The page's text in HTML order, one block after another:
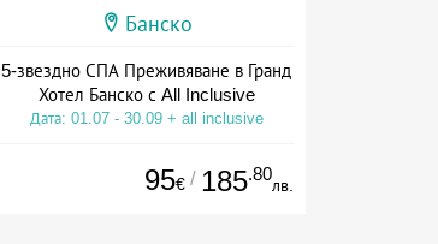
Банско
5-звездно СПА Преживяване в Гранд
Хотел Банско с All Inclusive
Дата: 01.07 - 30.09 + all inclusive
95€ / 185.80
лв.